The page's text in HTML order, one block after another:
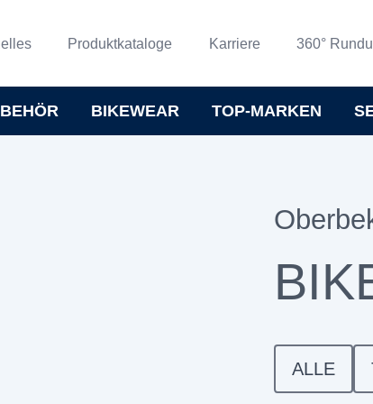
Produktkataloge Karriere 360°
BIKEWEAR TOP-MARKEN
ALLE